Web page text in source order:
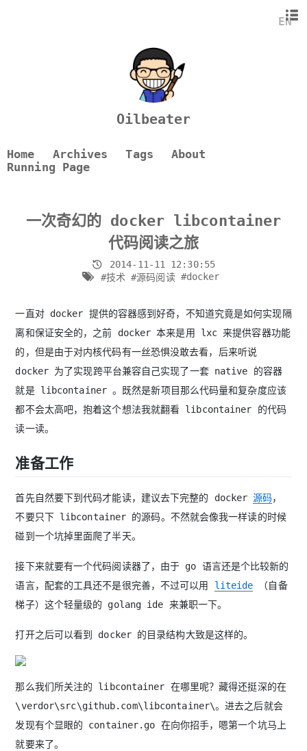
Oilbeater
Home Archives Tags
About
Running Page
一次奇幻的 docker libcontainer
代码阅读之旅
2014-11-11 12:30:55
#技术 #源码阅读 #docker
一直对 docker 提供的容器感到好奇，不知道究竟是如何实现隔
离和保证安全的，之前 docker 本来是用 lxc 来提供容器功能
的，但是由于对内核代码有一丝恐惧没敢去看，后来听说
docker 为了实现跨平台兼容自己实现了一套 native 的容器
就是 libcontainer 。既然是新项目那么代码量和复杂度应该
都不会太高吧，抱着这个想法我就翻看 libcontainer 的代码
读一读。
准备工作
首先自然要下到代码才能读，建议去下完整的 docker源码，
不要只下 libcontainer 的源码。不然就会像我一样读的时候
碰到一个坑掉里面爬了半天。
接下来就要有一个代码阅读器了，由于 go 语言还是个比较新的
语言，配套的工具还不是很完善，不过可以用 liteide （自备
梯子）这个轻量级的 golang ide 来兼职一下。
打开之后可以看到 docker 的目录结构大致是这样的。
那么我们所关注的 libcontainer 在哪里呢？藏得还挺深的在
\verdor\src\github.com\libcontainer\。进去之后就会
发现有个显眼的 container.go 在向你招手，嗯第一个坑马上
就要来了。
准备工作EN